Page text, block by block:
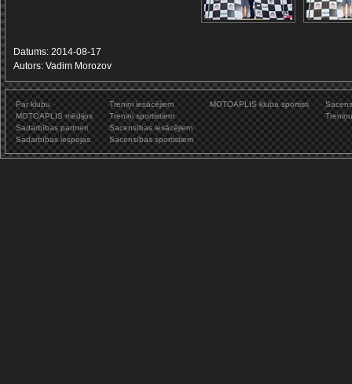
Datums: 2014-08-17
Autors: Vadim Morozov
Par klubu
MOTOAPLIS mēdijos
Sadarbības partneri
Sadarbības iespejas
Treniņi iesācējiem
Treniņi sportistiem
Sacensības iesācējiem
Sacensības sportistiem
MOTOAPLIS kluba sportisti